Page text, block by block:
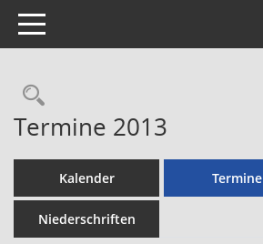
Toggle navigation
Rechercheauswahl
Termine 2013
Kalender Termine
Niederschriften